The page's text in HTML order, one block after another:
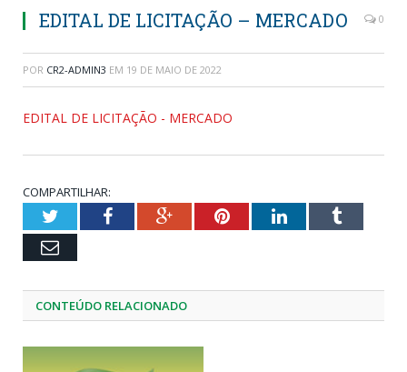
EDITAL DE LICITAÇÃO – MERCADO 0
POR CR2-ADMIN3 EM 19 DE MAIO DE 2022
EDITAL DE LICITAÇÃO - MERCADO
COMPARTILHAR:
TwitterFacebookGoogle+PinterestLinkedInTumblr
Email
CONTEÚDO RELACIONADO